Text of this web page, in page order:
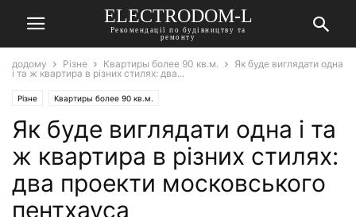
ELECTRODOM-L
Рекомендації по будівництву та
ремонту
додому Різне Квартиры более 90 кв.м.
Як буде виглядати одна
і та ж квартира в різних стилях: два...
Різне Квартиры более 90 кв.м.
Як буде виглядати одна і та
ж квартира в різних стилях:
два проекти московського
пентхауса